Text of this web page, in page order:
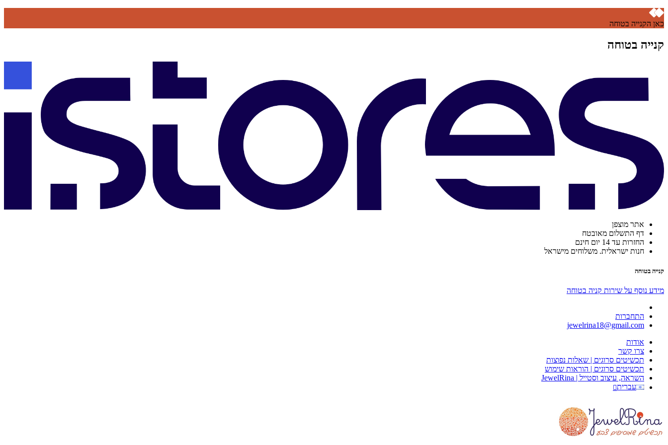
כאן הקנייה בטוחה
קנייה בטוחה
אתר מוצפן
דף התשלום מאובטח
החזרות עד 14 יום חינם
חנות ישראלית. משלוחים מישראל
קנייה בטוחה
מידע נוסף על שירות קניה בטוחה
התחברות
jewelrina18@gmail.com
אודות
צרו קשר
תכשיטים סרוגים | שאלות נפוצות
תכשיטים סרוגים | הוראות שימוש
השראה, עיצוב וסטייל | JewelRina
עברית